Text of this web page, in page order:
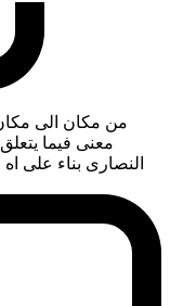
من مكان الى
معنى فيما يتعلق
النصارى بناء على